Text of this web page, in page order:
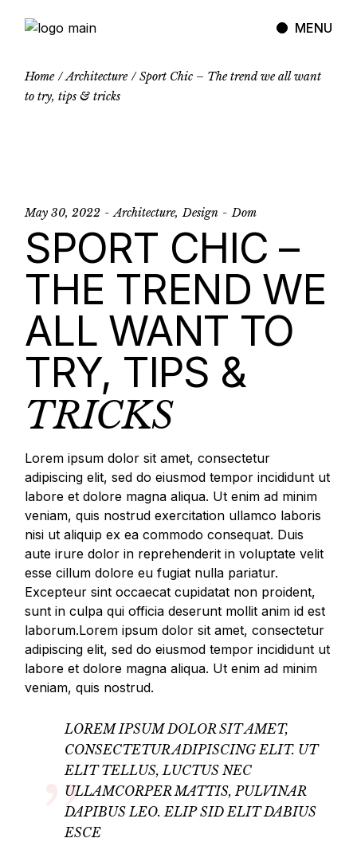
MENU
Home Architecture
Sport Chic – The trend we all want
to try, tips & tricks
May 30, 2022 Architecture Design Dom
SPORT CHIC –
THE TREND WE
ALL WANT TO
TRY, TIPS &
TRICKS
Lorem ipsum dolor sit amet, consectetur
adipiscing elit, sed do eiusmod tempor incididunt ut
labore et dolore magna aliqua. Ut enim ad minim
veniam, quis nostrud exercitation ullamco laboris
nisi ut aliquip ex ea commodo consequat. Duis
aute irure dolor in reprehenderit in voluptate velit
esse cillum dolore eu fugiat nulla pariatur.
Excepteur sint occaecat cupidatat non proident,
sunt in culpa qui officia deserunt mollit anim id est
laborum.Lorem ipsum dolor sit amet, consectetur
adipiscing elit, sed do eiusmod tempor incididunt ut
labore et dolore magna aliqua. Ut enim ad minim
veniam, quis nostrud.
LOREM IPSUM DOLOR SIT AMET,
CONSECTETUR ADIPISCING ELIT. UT
ELIT TELLUS, LUCTUS NEC
ULLAMCORPER MATTIS, PULVINAR
DAPIBUS LEO. ELIP SID ELIT DABIUS
ESCE